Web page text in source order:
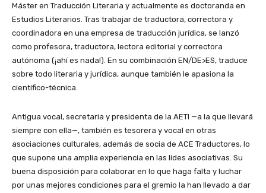
Máster en Traducción Literaria y actualmente es doctoranda en
Estudios Literarios. Tras trabajar de traductora, correctora y
coordinadora en una empresa de traducción jurídica, se lanzó
como profesora, traductora, lectora editorial y correctora
autónoma (¡ahí es nada!). En su combinación EN/DE>ES, traduce
sobre todo literaria y jurídica, aunque también le apasiona la
científico-técnica.
Antigua vocal, secretaria y presidenta de la AETI —a la que llevará
siempre con ella—, también es tesorera y vocal en otras
asociaciones culturales, además de socia de ACE Traductores, lo
que supone una amplia experiencia en las lides asociativas. Su
buena disposición para colaborar en lo que haga falta y luchar
por unas mejores condiciones para el gremio la han llevado a dar